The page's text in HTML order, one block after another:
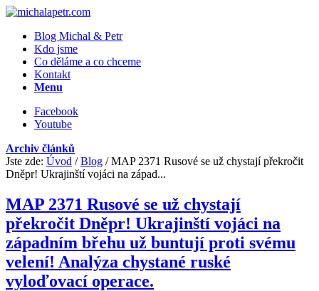
Blog Michal & Petr
Kdo jsme
Co děláme a co chceme
Kontakt
Menu
Facebook
Youtube
Archiv článků
Jste zde: Úvod / Blog / MAP 2371 Rusové se už chystají překročit
Dněpr! Ukrajinští vojáci na západ...
MAP 2371 Rusové se už chystají
překročit Dněpr! Ukrajinští vojáci na
západním břehu už buntují proti svému
velení! Analýza chystané ruské
vyloďovací operace.